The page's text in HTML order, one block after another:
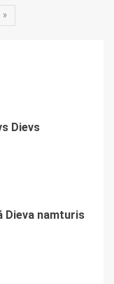
»
Dievs
Dieva namturis